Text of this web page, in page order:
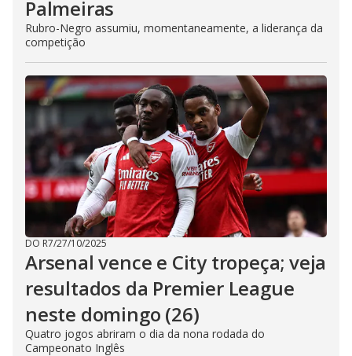
Palmeiras
Rubro-Negro assumiu, momentaneamente, a liderança da
competição
DO R7/27/10/2025
Arsenal vence e City tropeça; veja
resultados da Premier League
neste domingo (26)
Quatro jogos abriram o dia da nona rodada do
Campeonato Inglês